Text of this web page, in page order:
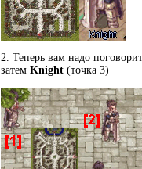
2. Теперь вам надо
затем Knight(точка 3)